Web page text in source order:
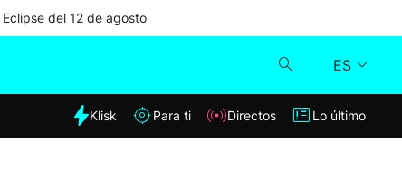
Eclipse del 12 de agosto
ES
Klisk
Klisk Para ti Directos Lo último